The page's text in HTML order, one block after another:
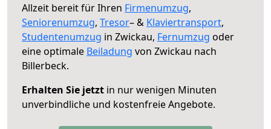
Allzeit bereit für Ihren Firmenumzug,
Seniorenumzug, Tresor– & Klaviertransport,
Studentenumzug in Zwickau, Fernumzug oder
eine optimale Beiladung von Zwickau nach
Billerbeck.
Erhalten Sie jetzt in nur wenigen Minuten
unverbindliche und kostenfreie Angebote.